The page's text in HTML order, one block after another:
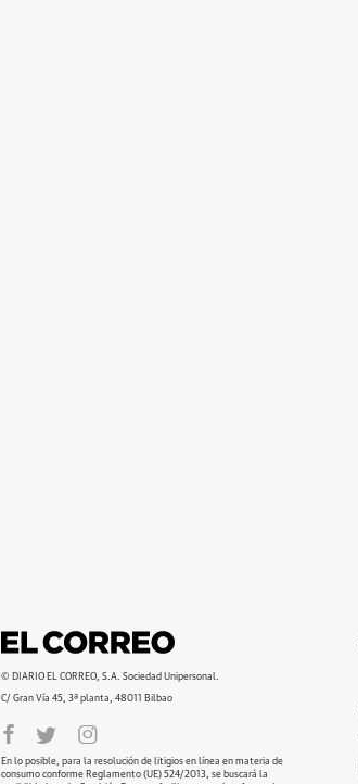
© DIARIO EL CORREO, S.A. Sociedad Unipersonal.
C/ Gran Vía 45, 3ª planta, 48011 Bilbao
En lo posible, para la resolución de litigios en línea en materia de
consumo conforme Reglamento (UE) 524/2013, se buscará la